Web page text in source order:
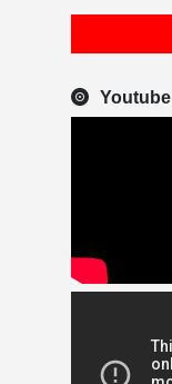
Youtube